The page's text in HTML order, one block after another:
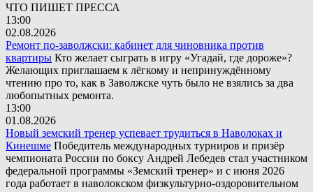
ЧТО ПИШЕТ ПРЕССА
13:00
02.08.2026
Ремонт по-заволжски: кабинет для чиновника против
квартиры Кто желает сыграть в игру «Угадай, где дороже»?
Желающих приглашаем к лёгкому и непринуждённому
чтению про то, как в Заволжске чуть было не взялись за два
любопытных ремонта.
13:00
01.08.2026
Новый земский тренер успевает трудиться в Наволоках и
Кинешме Победитель международных турниров и призёр
чемпионата России по боксу Андрей Лебедев стал участником
федеральной программы «Земский тренер» и с июня 2026
года работает в наволокском физкультурно-оздоровительном